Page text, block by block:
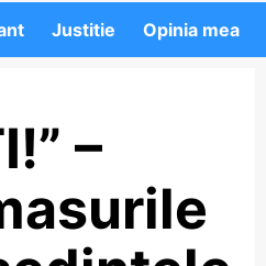
Justitie Opinia mea
–